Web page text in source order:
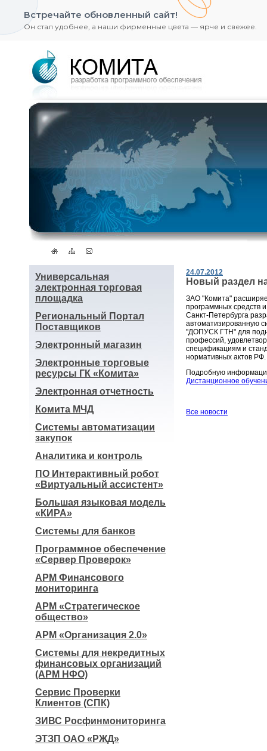
Встречайте обновленный сайт!
Он стал удобнее, а наши фирменные цвета — ярче и свежее.
Универсальная
электронная торговая
площадка
Региональный Портал
Поставщиков
Электронный магазин
Электронные торговые
ресурсы ГК «Комита»
Электронная отчетность
Комита МЧД
Системы автоматизации
закупок
Аналитика и контроль
ПО Интерактивный робот
«Виртуальный ассистент»
Большая языковая модель
«КИРА»
Системы для банков
Программное обеспечение
«Сервер Проверок»
АРМ Финансового
мониторинга
АРМ «Стратегическое
общество»
АРМ «Организация 2.0»
Системы для некредитных
финансовых организаций
(АРМ НФО)
Сервис Проверки
Клиентов (СПК)
ЗИВС Росфинмониторинга
ЭТЗП ОАО «РЖД»
24.07.2012
Новый раздел
ЗАО "Комита"
программных средств
Санкт-Петербурга
автоматизированную
"ДОПУСК ГТН" для
профессий,
спецификациям и
нормативных актов РФ.
Подробную
Дистанционное
Все новости